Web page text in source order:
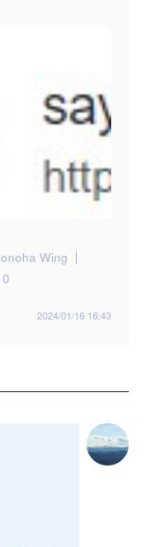
Wing
2024/01/16 16:43